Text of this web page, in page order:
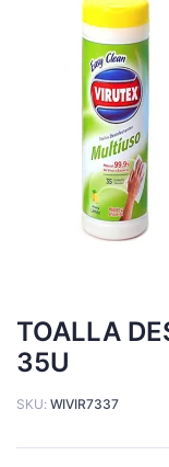
TOALLA
35U
SKU: WIVIR7337